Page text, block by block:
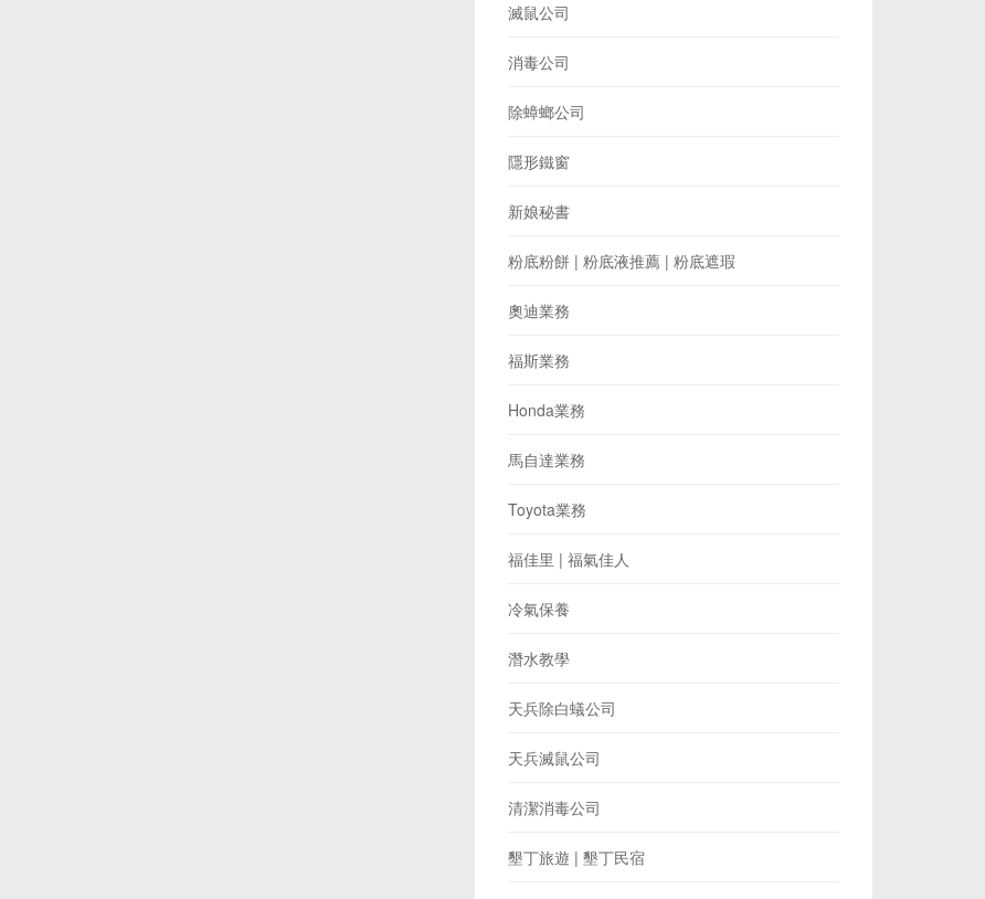
滅鼠公司
消毒公司
除蟑螂公司
隱形鐵窗
新娘秘書
粉底粉餅 | 粉底液推薦 | 粉底遮瑕
奧迪業務
福斯業務
Honda業務
馬自達業務
Toyota業務
福佳里 | 福氣佳人
冷氣保養
潛水教學
天兵除白蟻公司
天兵滅鼠公司
清潔消毒公司
墾丁旅遊 | 墾丁民宿